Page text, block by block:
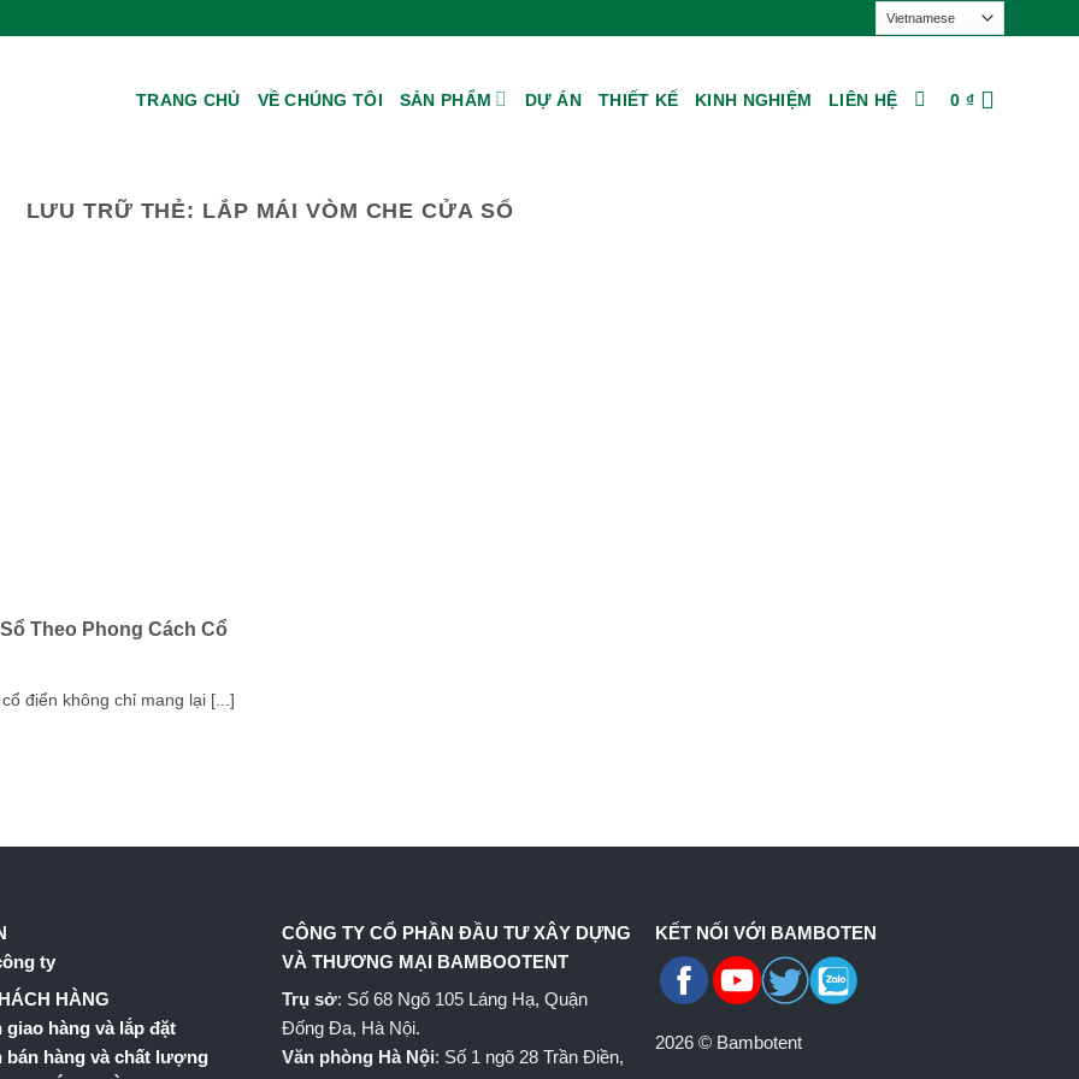
TRANG CHỦ VỀ CHÚNG TÔI SẢN PHẨM DỰ ÁN THIẾT KẾ KINH NGHIỆM LIÊN HỆ 0 ₫
LƯU TRỮ THẺ: LẮP MÁI VÒM CHE CỬA SỔ
Theo Phong Cách Cổ
điển không chỉ mang lại [...]
ty
HÀNG
giao hàng và lắp đặt
bán hàng và chất lượng
CÔNG TY CỔ PHẦN ĐẦU TƯ XÂY DỰNG
VÀ THƯƠNG MẠI BAMBOOTENT
Trụ sở: Số 68 Ngõ 105 Láng Hạ, Quận
Đống Đa, Hà Nội.
Văn phòng Hà Nội: Số 1 ngõ 28 Trần Điền,
KẾT NỐI VỚI BAMBOTEN
2026 © Bambotent